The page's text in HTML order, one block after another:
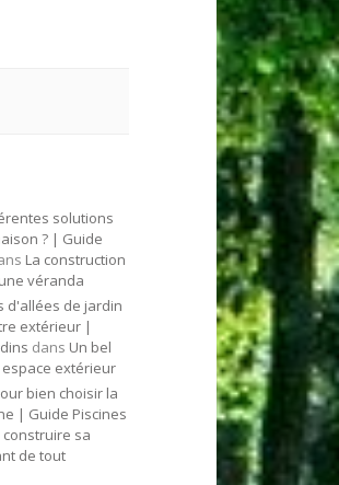
solutions
? | Guide
La construction
véranda
d'allées de jardin
extérieur |
dans Un bel
extérieur
bien choisir la
| Guide Piscines
construire sa
de tout